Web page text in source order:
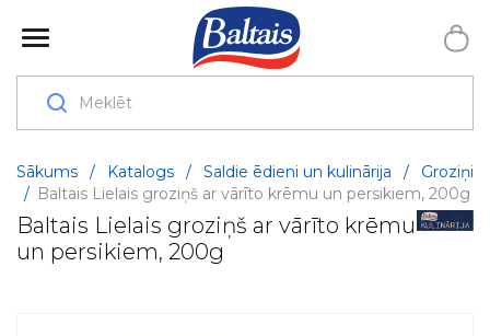
Sākums / Katalogs / Saldie ēdieni un kulinārija /
Groziņi
/ Baltais Lielais groziņš ar vārīto krēmu un persikiem, 200g
Baltais Lielais groziņš ar vārīto krēmu
un persikiem, 200g